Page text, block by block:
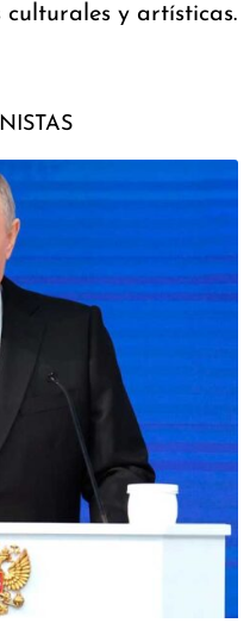
culturales y artísticas.